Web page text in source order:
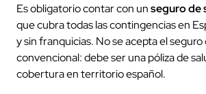
Es obligatorio contar con unseguro de
que cubra todas las contingencias en
y sin franquicias. No se acepta el seguro
convencional: debe ser una póliza de
cobertura en territorio español.